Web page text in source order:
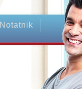
Notatnik